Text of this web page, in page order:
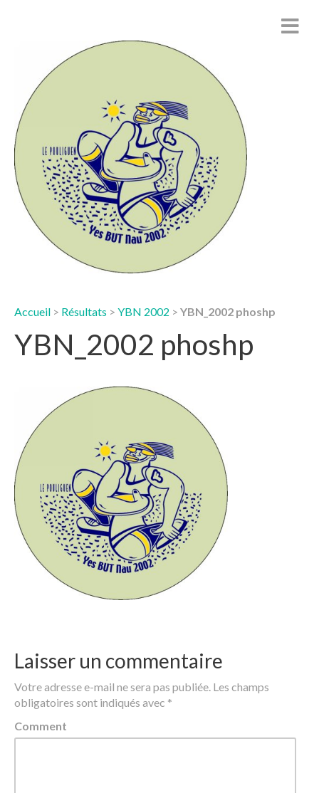
Accueil > Résultats > YBN 2002 > YBN_2002 phoshp
YBN_2002 phoshp
Laisser un commentaire
Votre adresse e-mail ne sera pas publiée. Les champs
obligatoires sont indiqués avec *
Comment